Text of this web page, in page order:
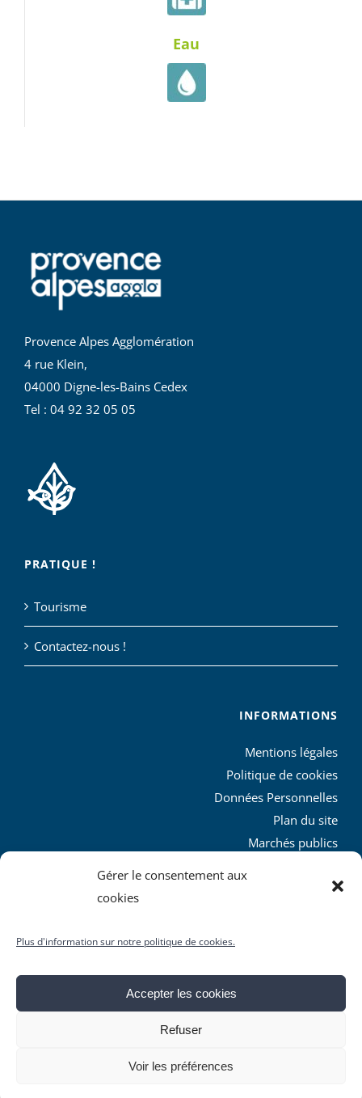
Gérer le consentement aux
cookies
Plus d'information sur notre politique de cookies.
Accepter les cookies
Refuser
Voir les préférences
Eau
Provence Alpes Agglomération
4 rue Klein,
04000 Digne-les-Bains Cedex
Tel : 04 92 32 05 05
PRATIQUE !
Tourisme
Contactez-nous !
INFORMATIONS
Mentions légales
Politique de cookies
Données Personnelles
Plan du site
Marchés publics
L’agglo recrute
réservés
Facebook
X YouTubeInstagram